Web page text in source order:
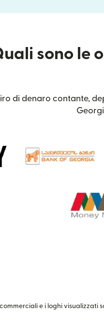
sono le
di denaro contante,
commerciali e i loghi